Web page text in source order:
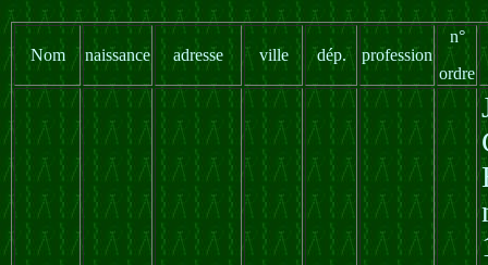
Nom naissance adresse ville dép. profession
n°
ordre